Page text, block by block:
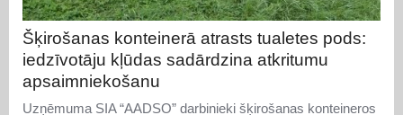
Šķirošanas konteinerā atrasts tualetes pods:
iedzīvotāju kļūdas sadārdzina atkritumu
apsaimniekošanu
Uzņēmuma SIA “AADSO” darbinieki šķirošanas konteineros